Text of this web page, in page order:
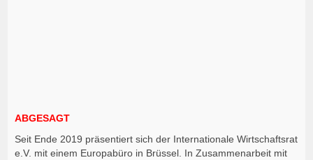
ABGESAGT
Seit Ende 2019 präsentiert sich der Internationale Wirtschaftsrat
e.V. mit einem Europabüro in Brüssel. In Zusammenarbeit mit